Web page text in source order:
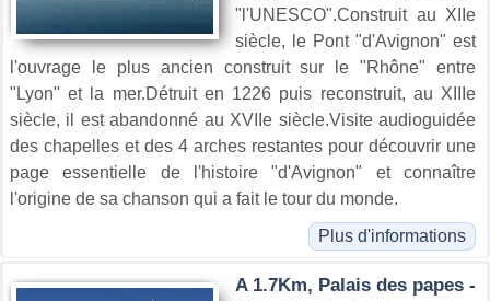
"l'UNESCO".Construit au XIIe
siècle, le Pont "d'Avignon" est
l'ouvrage le plus ancien construit sur le "Rhône" entre
"Lyon" et la mer.Détruit en 1226 puis reconstruit, au XIIIe
siècle, il est abandonné au XVIIe siècle.Visite audioguidée
des chapelles et des 4 arches restantes pour découvrir une
page essentielle de l'histoire "d'Avignon" et connaître
l'origine de sa chanson qui a fait le tour du monde.
Plus d'informations
A 1.7Km, Palais des papes -